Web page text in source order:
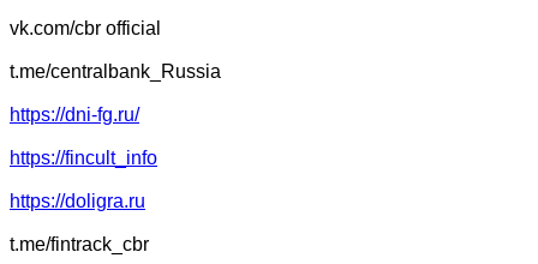
vk.com/cbr official
t.me/centralbank_Russia
https://dni-fg.ru/
https://fincult_info
https://doligra.ru
t.me/fintrack_cbr